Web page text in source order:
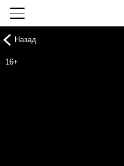
Назад
16+